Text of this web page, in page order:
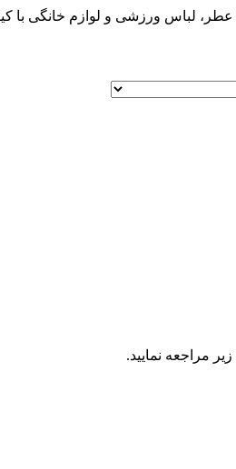
عطر، لباس ورزشی و لوازم خانگی با
مراجعه نمایید.